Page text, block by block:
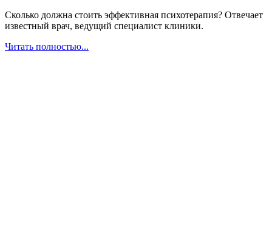
Сколько должна стоить эффективная психотерапия? Отвечает
известный врач, ведущий специалист клиники.
Читать полностью...